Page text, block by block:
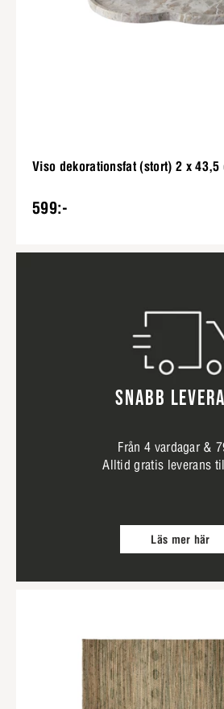
Viso dekorationsfat (stort) 2 x 43,5
599:-
SNABB
Från 4 vardagar &
Alltid gratis leverans
Läs mer här